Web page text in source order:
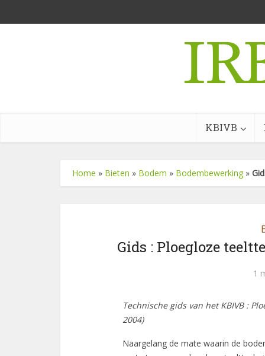
KBIVB
Home » Bieten » Bodem » Bodembewerking »
Gids : Ploegloze
1
Technische gids van het KBIVB :
2004)
Naargelang de mate waarin de